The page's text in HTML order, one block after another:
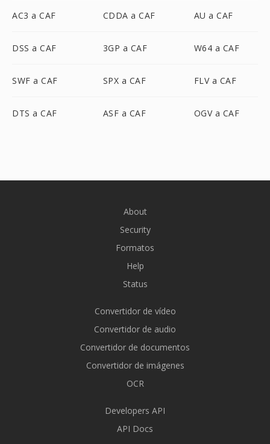
AC3 a CAF CDDA a CAF AU a CAF
DSS a CAF 3GP a CAF W64 a CAF
SWF a CAF SPX a CAF FLV a CAF
DTS a CAF ASF a CAF OGV a CAF
About
Security
Formatos
Help
Status
Convertidor de vídeo
Convertidor de audio
Convertidor de documentos
Convertidor de imágenes
OCR
Developers API
API Docs